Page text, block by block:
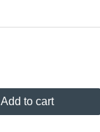
Add to cart